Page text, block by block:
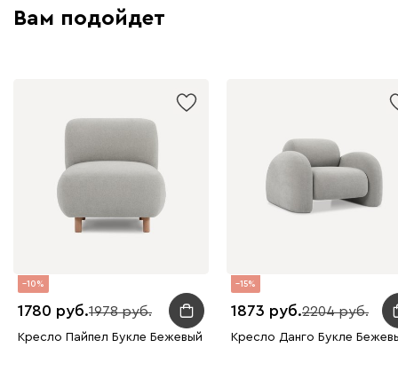
240
Вам подойдет
10
1780 1978
Кресло Пайпел Букле Бежевый
15
1873 2204
Кресло Данго Букле